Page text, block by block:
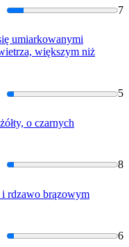
7
umiarkowanymi
większym niż
5
o czarnych
8
i rdzawo brązowym
6